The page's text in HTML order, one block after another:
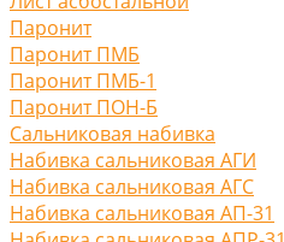
Паронит
Паронит ПМБ
Паронит ПМБ-1
Паронит ПОН-Б
Сальниковая набивка
Набивка сальниковая АГИ
Набивка сальниковая АГС
Набивка сальниковая АП-31